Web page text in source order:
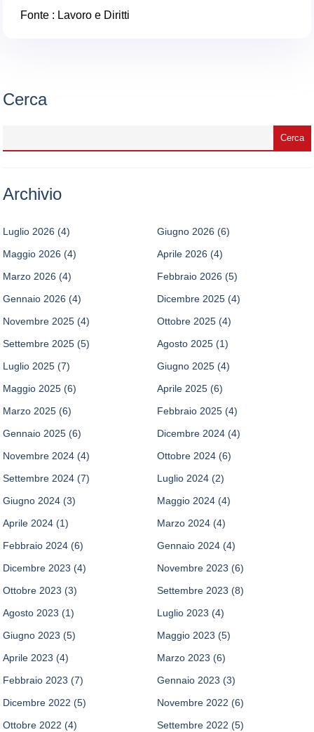
Fonte : Lavoro e Diritti
Cerca
Archivio
Luglio 2026 (4) Giugno 2026 (6)
Maggio 2026 (4) Aprile 2026 (4)
Marzo 2026 (4) Febbraio 2026 (5)
Gennaio 2026 (4) Dicembre 2025 (4)
Novembre 2025 (4) Ottobre 2025 (4)
Settembre 2025 (5) Agosto 2025 (1)
Luglio 2025 (7) Giugno 2025 (4)
Maggio 2025 (6) Aprile 2025 (6)
Marzo 2025 (6) Febbraio 2025 (4)
Gennaio 2025 (6) Dicembre 2024 (4)
Novembre 2024 (4) Ottobre 2024 (6)
Settembre 2024 (7) Luglio 2024 (2)
Giugno 2024 (3) Maggio 2024 (4)
Aprile 2024 (1) Marzo 2024 (4)
Febbraio 2024 (6) Gennaio 2024 (4)
Dicembre 2023 (4) Novembre 2023 (6)
Ottobre 2023 (3) Settembre 2023 (8)
Agosto 2023 (1) Luglio 2023 (4)
Giugno 2023 (5) Maggio 2023 (5)
Aprile 2023 (4) Marzo 2023 (6)
Febbraio 2023 (7) Gennaio 2023 (3)
Dicembre 2022 (5) Novembre 2022 (6)
Ottobre 2022 (4) Settembre 2022 (5)